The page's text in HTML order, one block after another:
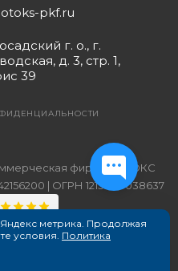
pkf.ru
г. о., г.
д. 3, стр. 1,
39
фирма ХОТОКС
| ОГРН 1215000038637
Яндекс метрика. Продолжая
условия. Политика